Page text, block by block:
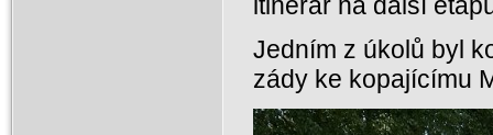
Jedním z úkolů byl
zády ke kopajícímu